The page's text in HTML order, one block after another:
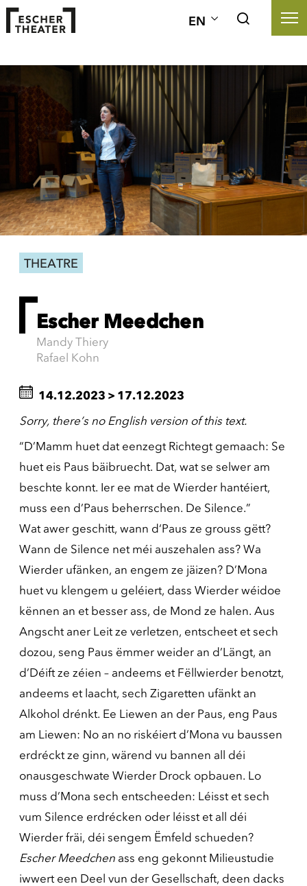
EN
THEATRE
Escher Meedchen
Mandy Thiery
Rafael Kohn
14.12.2023 > 17.12.2023
Sorry, there’s no English version of this text.
“D’Mamm huet dat eenzegt Richtegt gemaach: Se
huet eis Paus bäibruecht. Dat, wat se selwer am
beschte konnt. Ier ee mat de Wierder hantéiert,
muss een d’Paus beherrschen. De Silence.”
Wat awer geschitt, wann d‘Paus ze grouss gëtt?
Wann de Silence net méi auszehalen ass? Wa
Wierder ufänken, an engem ze jäizen? D’Mona
huet vu klengem u geléiert, dass Wierder wéidoe
kënnen an et besser ass, de Mond ze halen. Aus
Angscht aner Leit ze verletzen, entscheet et sech
dozou, seng Paus ëmmer weider an d’Längt, an
d’Déift ze zéien – andeems et Fëllwierder benotzt,
andeems et laacht, sech Zigaretten ufänkt an
Alkohol drénkt. Ee Liewen an der Paus, eng Paus
am Liewen: No an no riskéiert d’Mona vu baussen
erdréckt ze ginn, wärend vu bannen all déi
onausgeschwate Wierder Drock opbauen. Lo
muss d’Mona sech entscheeden: Léisst et sech
vum Silence erdrécken oder léisst et all déi
Wierder fräi, déi sengem Ëmfeld schueden?
Escher Meedchen ass eng gekonnt Milieustudie
iwwert een Deel vun der Gesellschaft, deen dacks